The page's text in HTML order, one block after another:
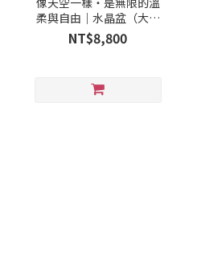
柔與自由｜水晶盆（大盆
款）
NT$8,800